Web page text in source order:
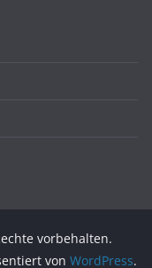
vorbehalten.
von WordPress.